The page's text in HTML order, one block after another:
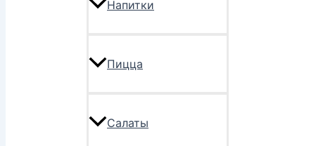
Напитки
Пицца
Салаты